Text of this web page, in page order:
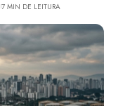
7 MIN DE LEITURA